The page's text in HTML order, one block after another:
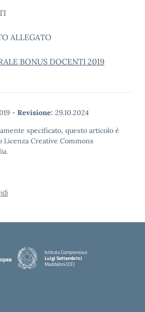
ALLEGATO
BONUS DOCENTI 2019
- Revisione: 29.10.2024
specificato, questo articolo è
Licenza Creative Commons
Istituto Comprensivo
Luigi Settembrini
Maddaloni (CE)